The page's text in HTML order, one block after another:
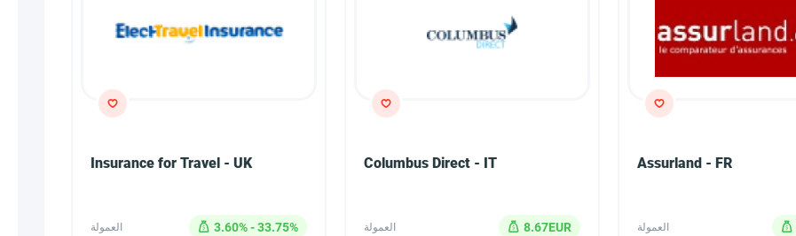
Insurance for Travel - UK
العمولة 3.60% - 33.75%
Columbus Direct - IT
العمولة 8.67EUR
Assurland - FR
العمولة